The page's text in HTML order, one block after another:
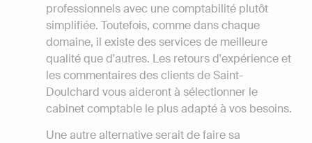
professionnels avec une comptabilité plutôt
simplifiée. Toutefois, comme dans chaque
domaine, il existe des services de meilleure
qualité que d'autres. Les retours d'expérience et
les commentaires des clients de Saint-
Doulchard vous aideront à sélectionner le
cabinet comptable le plus adapté à vos besoins.
Une autre alternative serait de faire sa